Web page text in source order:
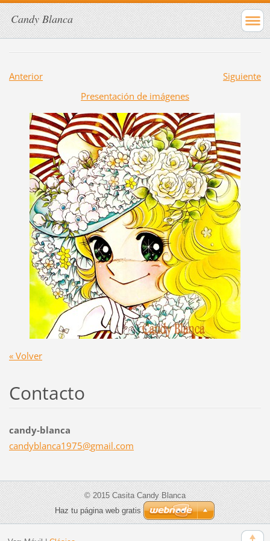
Candy Blanca
Anterior
Siguiente
Presentación de imágenes
« Volver
Contacto
candy-blanca
candyblanca1975@gmail.com
© 2015 Casita Candy Blanca
Haz tu página web gratis